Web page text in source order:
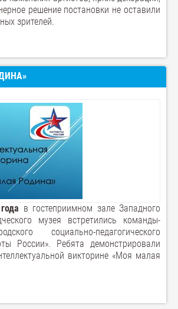
решение постановки не оставили
зрителей.
в гостеприимном зале Западного
музея встретились команды-
социально-педагогического
России». Ребята демонстрировали
викторине «Моя малая